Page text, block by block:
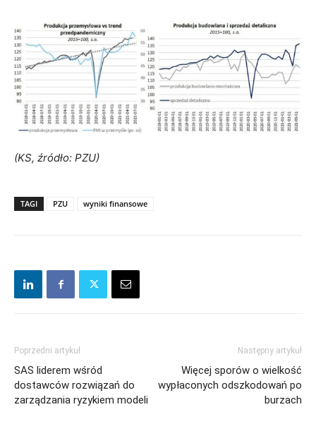
(KS, źródło: PZU)
TAGI PZU wyniki finansowe
Poprzedni artykuł
SAS liderem wśród
dostawców rozwiązań do
zarządzania ryzykiem modeli
Następny artykuł
Więcej sporów o wielkość
wypłaconych odszkodowań po
burzach